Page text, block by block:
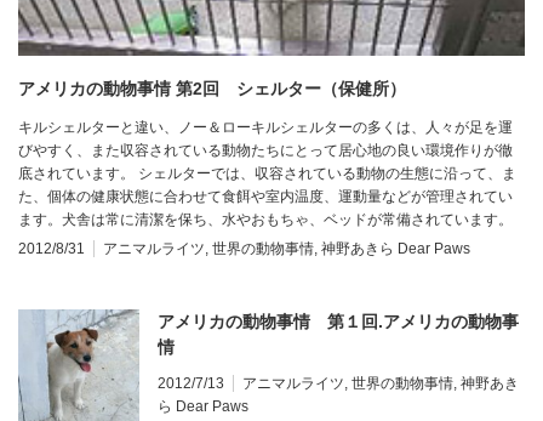
アメリカの動物事情 第2回 シェルター（保健所）
キルシェルターと違い、ノー＆ローキルシェルターの多くは、人々が足を運
びやすく、また収容されている動物たちにとって居心地の良い環境作りが徹
底されています。 シェルターでは、収容されている動物の生態に沿って、ま
た、個体の健康状態に合わせて食餌や室内温度、運動量などが管理されてい
ます。犬舎は常に清潔を保ち、水やおもちゃ、ベッドが常備されています。
2012/8/31
アニマルライツ, 世界の動物事情, 神野あきら Dear Paws
アメリカの動物事情 第１回.アメリカの動物事
情
2012/7/13 アニマルライツ, 世界の動物事情, 神野あき
ら Dear Paws